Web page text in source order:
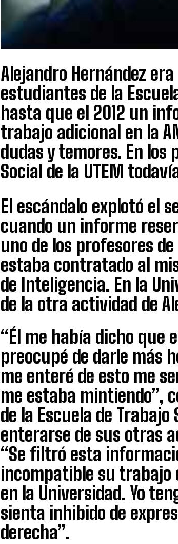
Alejandro Hernández
estudiantes de la
hasta que el 2012 un
trabajo adicional en la
dudas y temores. En los
Social de la UTEM
El escándalo explotó el
cuando un informe
uno de los profesores
estaba contratado al
de Inteligencia. En la
de la otra actividad de
“Él me había dicho que
preocupé de darle más
me enteré de esto me
me estaba mintiendo”,
de la Escuela de
enterarse de sus otras
“Se filtró esta
incompatible su trabajo
en la Universidad. Yo
sienta inhibido de
derecha”.